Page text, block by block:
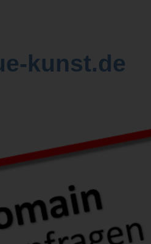
kunst.de